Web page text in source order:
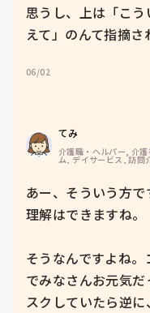
思うし、上は「こ
えて」のんて指摘さ
06/02
てみ
介護職・ヘルパー, 介
ム, デイサービス, 訪問
あー、そういう方
理解はできますね。
そうなんですよね
でみなさんお元気
スクしていたら逆